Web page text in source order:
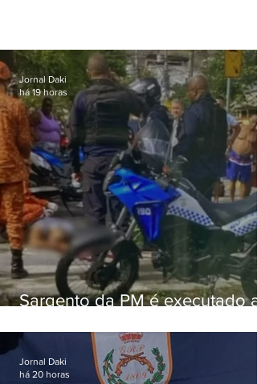
Sargento da PM é executado a
em Vaz Lobo
Jornal Daki
há 19 horas
Jornal Daki
há 20 horas